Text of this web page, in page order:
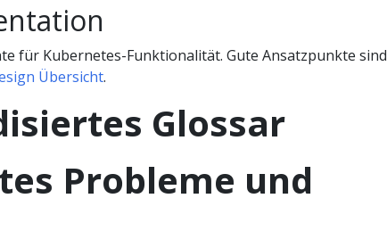
für Kubernetes-Funktionalität. Gute Ansatzpunkte sind
Übersicht.
Glossar
Probleme und